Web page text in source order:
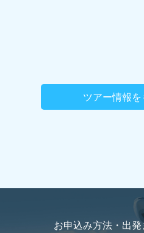
ツアー情報
お申込み方法・出